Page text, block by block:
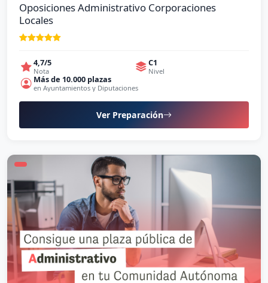
Oposiciones Administrativo Corporaciones
Locales
4,7/5
Nota
C1
Nivel
Más de 10.000 plazas
en Ayuntamientos y Diputaciones
Ver Preparación